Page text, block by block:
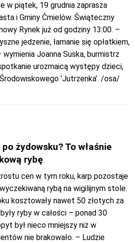
w piątek, 19 grudnia zaprasza
i Gminy Ćmielów. Świąteczny
Rynek już od godziny 13:00. –
jedzenie, łamanie się opłatkiem,
Joanna Suska, burmistrz
urozmaicą występy dzieci,
'Jutrzenka’. /osa/
żydowsku? To właśnie
rybę
cen w tym roku, karp pozostaje
rybą na wigilijnym stole.
kosztowały nawet 50 złotych za
ryby w całości – ponad 30
był nieco mniejszy niż w
nie brakowało. – Ludzie